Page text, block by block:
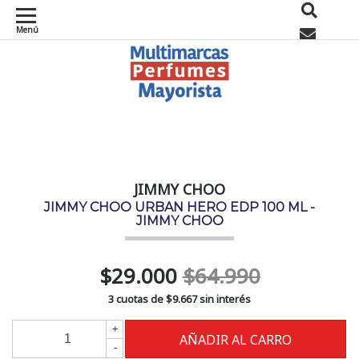
Menú
JIMMY CHOO
JIMMY CHOO URBAN HERO EDP 100 ML -
JIMMY CHOO
$29.000$64.990
3 cuotas de$9.667sin interés
+
-